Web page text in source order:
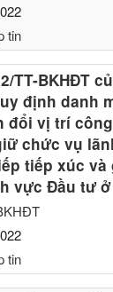
tin
TT-BKHĐT
định danh
đổi vị trí
chức vụ
tiếp xúc và
vực Đầu tư
tin